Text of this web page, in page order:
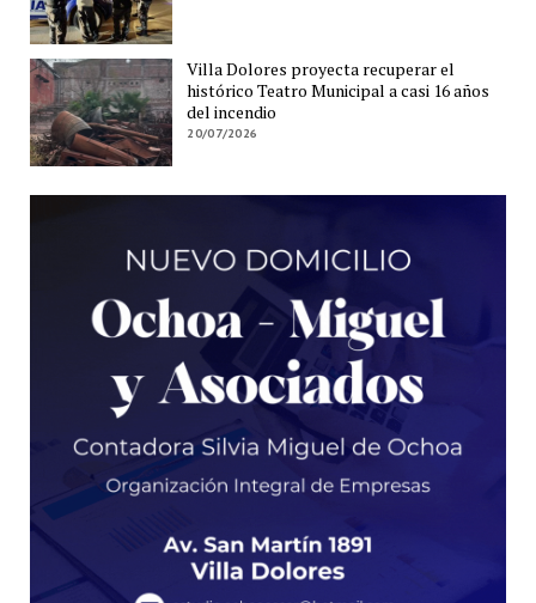
Villa Dolores proyecta recuperar el
histórico Teatro Municipal a casi 16 años
del incendio
20/07/2026